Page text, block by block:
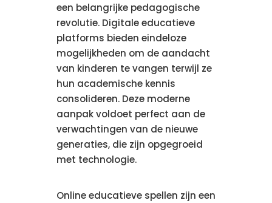
een belangrijke pedagogische
revolutie. Digitale educatieve
platforms bieden eindeloze
mogelijkheden om de aandacht
van kinderen te vangen terwijl ze
hun academische kennis
consolideren. Deze moderne
aanpak voldoet perfect aan de
verwachtingen van de nieuwe
generaties, die zijn opgegroeid
met technologie.
Online educatieve spellen zijn een